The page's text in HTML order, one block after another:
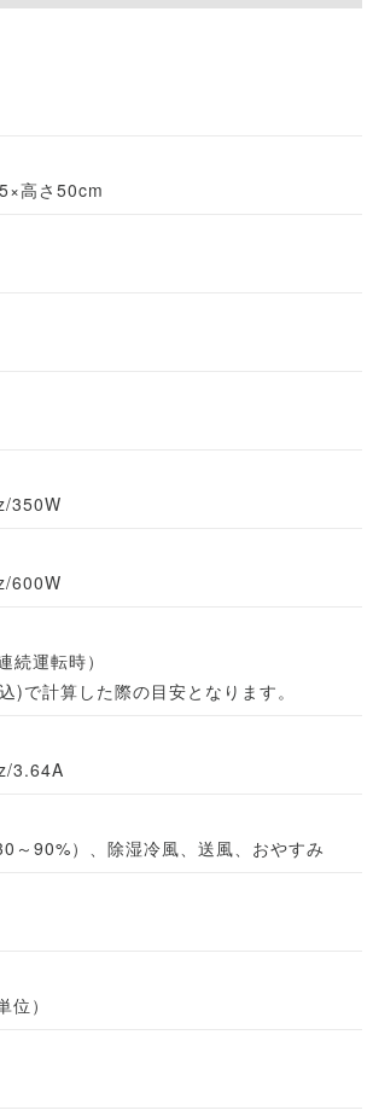
高さ50cm
350W
600W
運転時）
)で計算した際の目安となります。
3.64A
～90%）、除湿冷風、送風、おやすみ
）